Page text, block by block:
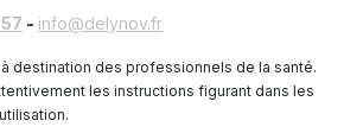
- info@delynov.fr
destination des professionnels de la santé.
les instructions figurant dans les